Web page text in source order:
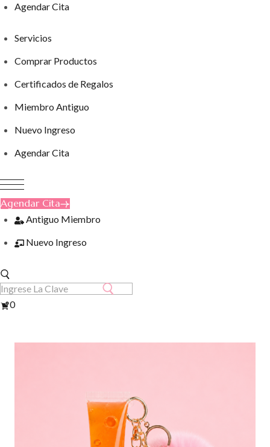
Agendar Cita
Servicios
Comprar Productos
Certificados de Regalos
Miembro Antiguo
Nuevo Ingreso
Agendar Cita
Agendar Cita
Antiguo Miembro
Nuevo Ingreso
Ver
0